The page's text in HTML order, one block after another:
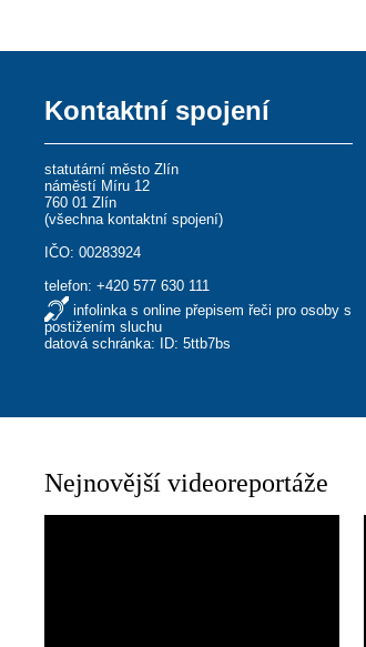
Kontaktní spojení
statutární město Zlín
náměstí Míru 12
760 01 Zlín
(všechna kontaktní spojení)
IČO: 00283924
telefon:+420 577 630 111
infolinka s online přepisem řeči pro osoby s
postižením sluchu
datová schránka: ID: 5ttb7bs
Nejnovější videoreportáže